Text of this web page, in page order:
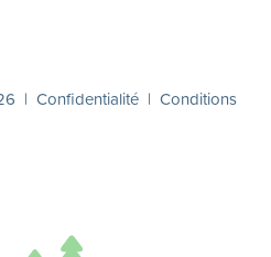
| Confidentialité | Conditions